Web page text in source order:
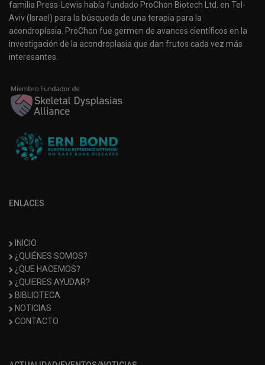
familia Press-Lewis había fundado ProChon Biotech Ltd. en Tel-
Aviv (Israel) para la búsqueda de una terapia para la
acondroplasia. ProChon fue germen de avances científicos en la
investigación de la acondroplasia que dan frutos cada vez más
interesantes.
ENLACES
INICIO
¿QUIÉNES SOMOS?
¿QUE HACEMOS?
¿QUIERES AYUDAR?
BIBLIOTECA
NOTICIAS
CONTACTO